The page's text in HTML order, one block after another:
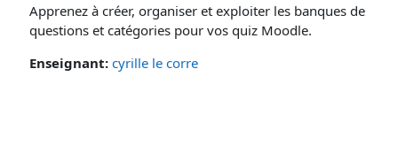
Apprenez à créer, organiser et exploiter les banques de
questions et catégories pour vos quiz Moodle.
Enseignant: cyrille le corre